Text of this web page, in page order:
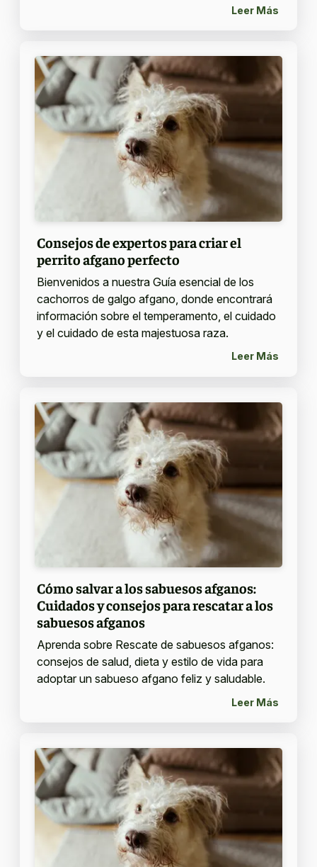
Leer Más
Consejos de expertos para criar el
perrito afgano perfecto
Bienvenidos a nuestra Guía esencial de los
cachorros de galgo afgano, donde encontrará
información sobre el temperamento, el cuidado
y el cuidado de esta majestuosa raza.
Leer Más
Cómo salvar a los sabuesos afganos:
Cuidados y consejos para rescatar a los
sabuesos afganos
Aprenda sobre Rescate de sabuesos afganos:
consejos de salud, dieta y estilo de vida para
adoptar un sabueso afgano feliz y saludable.
Leer Más